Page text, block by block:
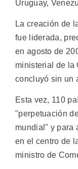
Uruguay,
La creación de
fue liderada,
en agosto de
ministerial de la
concluyó sin un
Esta vez, 110
"perpetuación
mundial" y para
en el centro de
ministro de